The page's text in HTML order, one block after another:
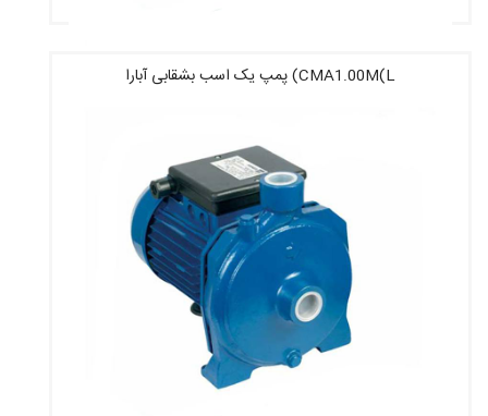
CMA1.00M(L) پمپ یک اسب بشقابی آبارا